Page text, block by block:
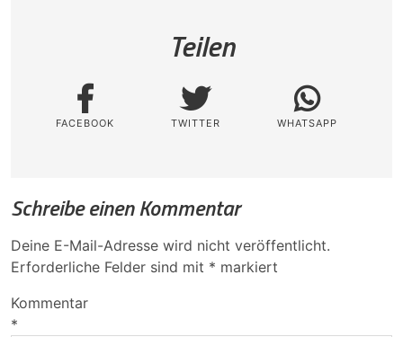
Teilen
FACEBOOK TWITTER WHATSAPP
Schreibe einen Kommentar
Deine E-Mail-Adresse wird nicht veröffentlicht.
Erforderliche Felder sind mit * markiert
Kommentar
*